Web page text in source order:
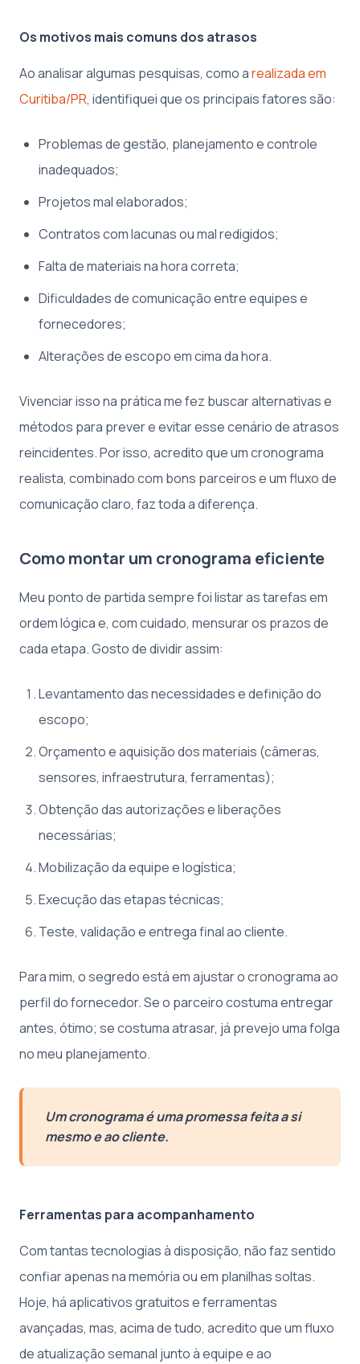
Os motivos mais comuns dos atrasos
Ao analisar algumas pesquisas, como arealizada em
Curitiba/PR, identifiquei que os principais fatores são:
Problemas de gestão, planejamento e controle
inadequados;
Projetos mal elaborados;
Contratos com lacunas ou mal redigidos;
Falta de materiais na hora correta;
Dificuldades de comunicação entre equipes e
fornecedores;
Alterações de escopo em cima da hora.
Vivenciar isso na prática me fez buscar alternativas e
métodos para prever e evitar esse cenário de atrasos
reincidentes. Por isso, acredito que um cronograma
realista, combinado com bons parceiros e um fluxo de
comunicação claro, faz toda a diferença.
Como montar um cronograma eficiente
Meu ponto de partida sempre foi listar as tarefas em
ordem lógica e, com cuidado, mensurar os prazos de
cada etapa. Gosto de dividir assim:
Levantamento das necessidades e definição do
escopo;
Orçamento e aquisição dos materiais (câmeras,
sensores, infraestrutura, ferramentas);
Obtenção das autorizações e liberações
necessárias;
Mobilização da equipe e logística;
Execução das etapas técnicas;
Teste, validação e entrega final ao cliente.
Para mim, o segredo está em ajustar o cronograma ao
perfil do fornecedor. Se o parceiro costuma entregar
antes, ótimo; se costuma atrasar, já prevejo uma folga
no meu planejamento.
Um cronograma é uma promessa feita a si
mesmo e ao cliente.
Ferramentas para acompanhamento
Com tantas tecnologias à disposição, não faz sentido
confiar apenas na memória ou em planilhas soltas.
Hoje, há aplicativos gratuitos e ferramentas
avançadas, mas, acima de tudo, acredito que um fluxo
de atualização semanal junto à equipe e ao